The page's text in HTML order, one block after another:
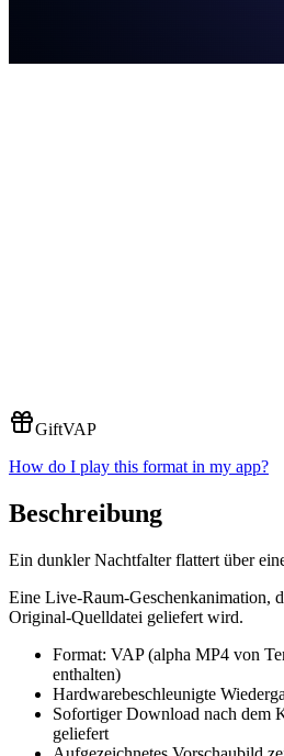
GiftVAP
How do I play this format in my app?
Beschreibung
Ein dunkler Nachtfalter flattert über
Eine Live-Raum-Geschenkanimation,
Original-Quelldatei geliefert wird.
Format: VAP (alpha MP4 von
enthalten)
Hardwarebeschleunigte
Sofortiger Download nach dem
geliefert